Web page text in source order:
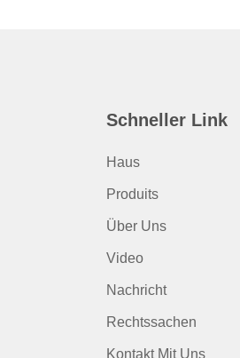
Schneller Link
Haus
Produits
Über Uns
Video
Nachricht
Rechtssachen
Kontakt Mit Uns